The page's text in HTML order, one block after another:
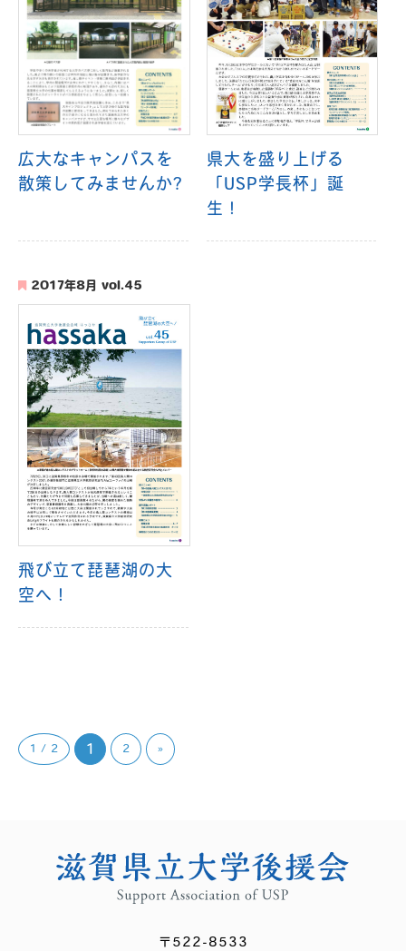
広大なキャンパスを
散策してみませんか?
県大を盛り上げる
「USP学長杯」誕
生！
2017年8月 vol.45
飛び立て琵琶湖の大
空へ！
1 / 2 1 2 »
〒522-8533